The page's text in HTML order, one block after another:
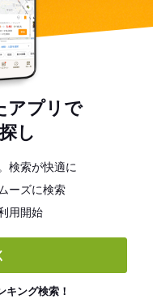
アプリで
し
検索が快適に
ーズに検索
用開始
キング検索！